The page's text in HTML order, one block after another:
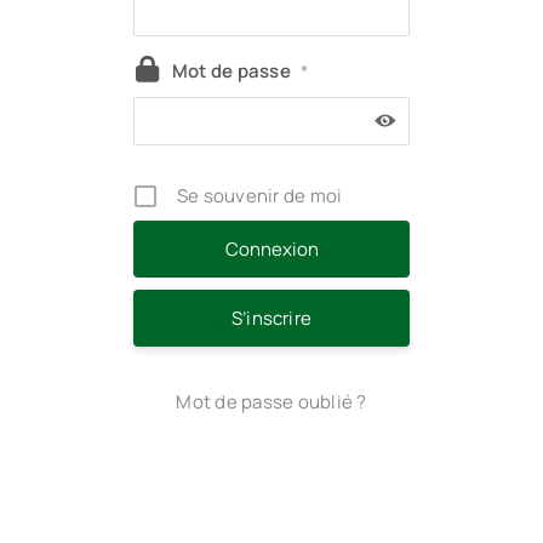
Mot de passe *
Se souvenir de moi
S’inscrire
Mot de passe oublié ?